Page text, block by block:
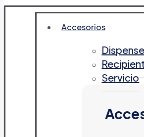
Accesorios
Servicio